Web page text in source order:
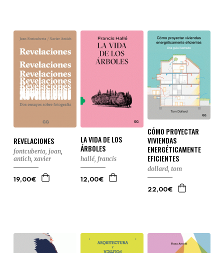
REVELACIONES
fontcuberta, joan,
antich, xavier
19,00€
LA VIDA DE LOS
ÁRBOLES
hallé, francis
12,00€
CÓMO PROYECTAR
VIVIENDAS
ENERGÉTICAMENTE
EFICIENTES
dollard, tom
22,00€